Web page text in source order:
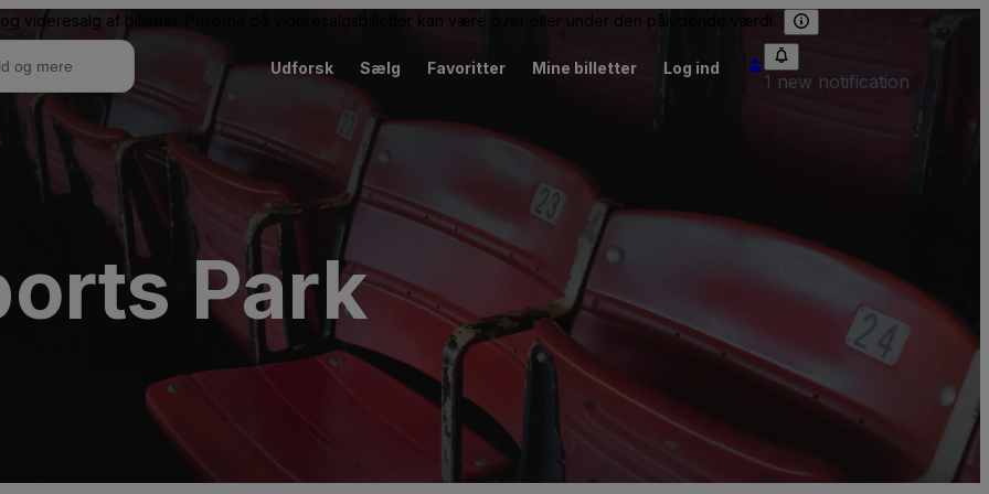
videresalg af billetter. Priserne på videresalgsbilletter kan være over eller under den pålydende værdi.
Udforsk Sælg Favoritter Mine billetter Log ind
1 new notification
Park